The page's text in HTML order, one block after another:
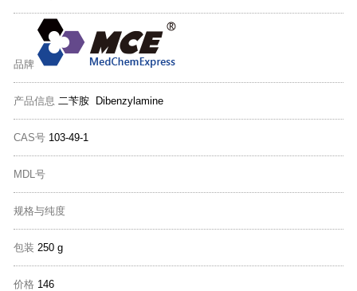
品牌
产品信息 二苄胺 Dibenzylamine
CAS号 103-49-1
MDL号
规格与纯度
包装 250 g
价格 146